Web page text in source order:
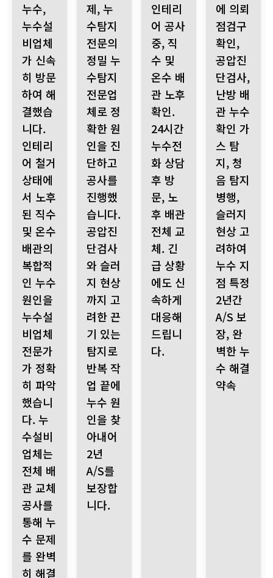
누수,
누수설
비업체
가 신속
히 방문
하여 해
결했습
니다.
인테리
어 철거
상태에
서 노후
된 직수
및 온수
배관의
복합적
인 누수
원인을
누수설
비업체
전문가
가 정확
히 파악
했습니
다. 누
수설비
업체는
전체 배
관 교체
공사를
통해 누
수 문제
를 완벽
히 해결
제, 누
수탐지
전문의
정밀 누
수탐지
전문업
체로 정
확한 원
인을 진
단하고
공사를
진행했
습니다.
공압진
단검사
와 슬러
지 현상
까지 고
려한 끈
기 있는
탐지로
반복 작
업 끝에
누수 원
인을 찾
아내어
2년
A/S를
보장합
니다.
인테리
어 공사
중, 직
수 및
온수 배
관 노후
확인.
24시간
누수전
화 상담
후 방
문, 노
후 배관
전체 교
체. 긴
급 상황
에도 신
속하게
대응해
드립니
다.
에 의뢰
점검구
확인,
공압진
단검사,
난방 배
관 누수
확인 가
스 탐
지, 청
음 탐지
병행,
슬러지
현상 고
려하여
누수 지
점 특정
2년간
A/S 보
장, 완
벽한 누
수 해결
약속